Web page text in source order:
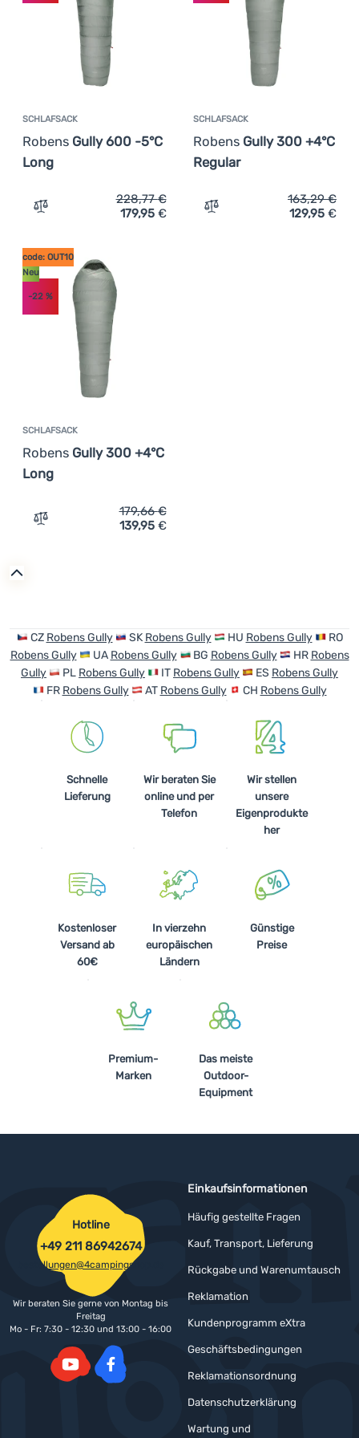
Anmelden /
Registrieren
SCHLAFSACK
Robens Gully 600 -5°C
Long
Zum Vergleich 'Schlafsack Robens Gully 600 -5°C
228,77€
179,95 €
SCHLAFSACK
Robens Gully 300 +4°C
Regular
Zum Vergleich
163,29€
129,95 €
SCHLAFSACK
Robens Gully 300 +4°C
Long
code: OUT10
Neu
-22 %
Zum Vergleich 'Schlafsack Robens Gully 300 +4°C
179,66€
139,95 €
CZ Robens Gully SK Robens Gully HU Robens Gully
RO
Robens Gully
UA Robens Gully BG Robens Gully HR Robens
Gully
PL Robens Gully IT Robens Gully ES Robens Gully
FR Robens Gully AT Robens Gully CH Robens Gully
Schnelle
Lieferung
Wir beraten Sie
online und per
Telefon
Wir stellen
unsere
Eigenprodukte
her
Kostenloser
Versand ab
60€
In vierzehn
europäischen
Ländern
Günstige
Preise
Premium-
Marken
Das meiste
Outdoor-
Equipment
Einkaufsinformationen
Häufig gestellte Fragen
Kauf, Transport, Lieferung
Rückgabe und Warenumtausch
Reklamation
Kundenprogramm eXtra
Geschäftsbedingungen
Reklamationsordnung
Datenschutzerklärung
Wartung und
Hotline
+49 211 86942674
bestellungen@4campingshop.de
Wir beraten Sie gerne von Montag bis
Freitag
Mo - Fr: 7:30 - 12:30 und 13:00 - 16:00